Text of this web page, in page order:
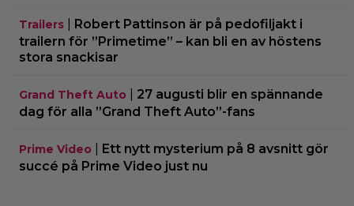
Trailers
Robert Pattinson är på pedofiljakt i
trailern för ”Primetime” – kan bli en av höstens
stora snackisar
Grand Theft Auto
27 augusti blir en spännande
dag för alla ”Grand Theft Auto”-fans
Prime Video
Ett nytt mysterium på 8 avsnitt gör
succé på Prime Video just nu